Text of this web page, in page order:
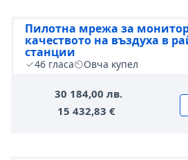
Пилотна мрежа за
качеството на въздуха в
станции
46 гласа Овча купел
30 184,00 лв.
15 432,83 €